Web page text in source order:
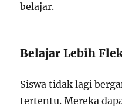
belajar.
Belajar Lebih
Siswa tidak lagi
tertentu. Mereka